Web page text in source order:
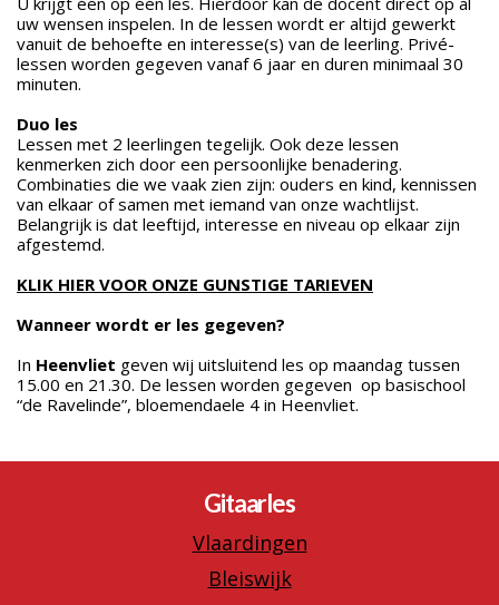
uw wensen inspelen. In de lessen wordt er altijd gewerkt
vanuit de behoefte en interesse(s) van de leerling. Privé-
lessen worden gegeven vanaf 6 jaar en duren minimaal 30
minuten.
Duo les
Lessen met 2 leerlingen tegelijk. Ook deze lessen
kenmerken zich door een persoonlijke benadering.
Combinaties die we vaak zien zijn: ouders en kind, kennissen
van elkaar of samen met iemand van onze wachtlijst.
Belangrijk is dat leeftijd, interesse en niveau op elkaar zijn
afgestemd.
KLIK HIERVOOR ONZE GUNSTIGE TARIEVEN
Wanneer wordt er les gegeven?
In Heenvliet geven wij uitsluitend les op maandag tussen
15.00 en 21.30. De lessen worden gegeven op basischool
“de Ravelinde”, bloemendaele 4 in Heenvliet.
Gitaarles
Vlaardingen
Bleiswijk